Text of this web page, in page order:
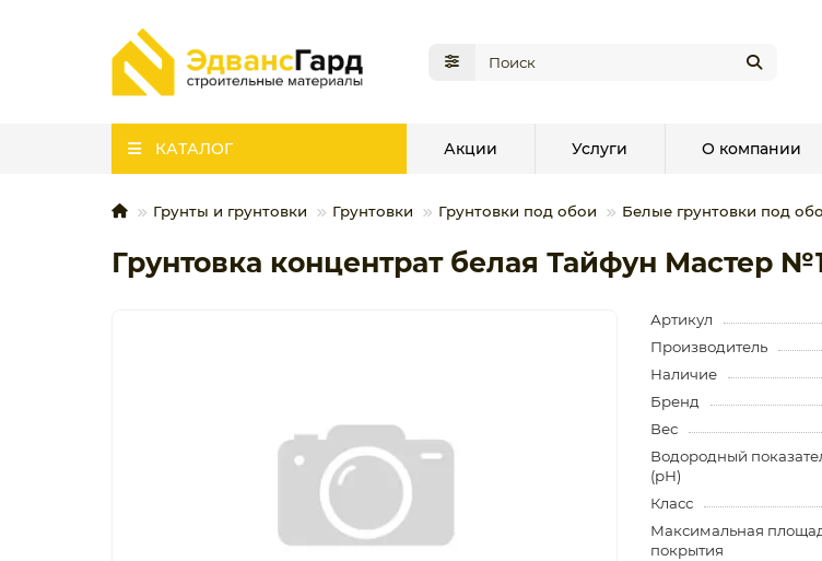
КАТАЛОГ Акции Услуги О компании
Грунты и грунтовки Грунтовки Грунтовки под обои Белые грунтовки под
Грунтовка концентрат белая Тайфун Мастер
Артикул
Производитель
Наличие
Бренд
Вес
Водородный
(рН)
Класс
Максимальная
покрытия